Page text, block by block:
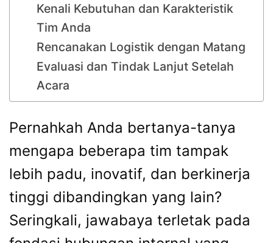
Kenali Kebutuhan dan Karakteristik
Tim Anda
Rencanakan Logistik dengan Matang
Evaluasi dan Tindak Lanjut Setelah
Acara
Pernahkah Anda bertanya-tanya
mengapa beberapa tim tampak
lebih padu, inovatif, dan berkinerja
tinggi dibandingkan yang lain?
Seringkali, jawabaya terletak pada